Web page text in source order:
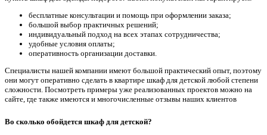
бесплатные консультации и помощь при оформлении заказа;
большой выбор практичных решений;
индивидуальный подход на всех этапах сотрудничества;
удобные условия оплаты;
оперативность организации доставки.
Специалисты нашей компании имеют большой практический опыт, поэтому
они могут оперативно сделать в квартире шкаф для детской любой степени
сложности. Посмотреть примеры уже реализованных проектов можно на
сайте, где также имеются и многочисленные отзывы наших клиентов
Во сколько обойдется шкаф для детской?